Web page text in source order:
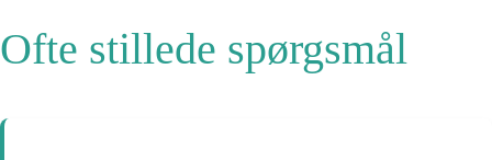
Ofte stillede spørgsmål